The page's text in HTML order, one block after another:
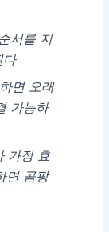
서를 지
다
면 오래
가능하
가장 효
면 곰팡